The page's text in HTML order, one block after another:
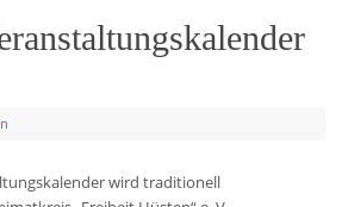
wird traditionell